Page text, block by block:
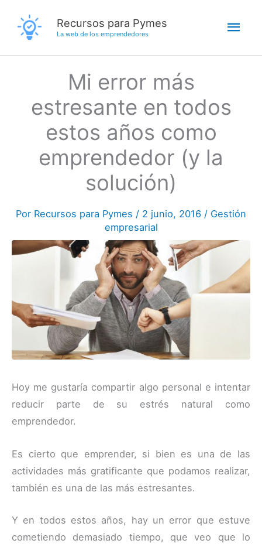
contenido
Recursos para Pymes
La web de los emprendedores
Mi error más
estresante en todos
estos años como
emprendedor (y la
solución)
Por Recursos para Pymes / 2 junio, 2016 / Gestión
empresarial
Hoy me gustaría compartir algo personal e intentar
reducir parte de su estrés natural como
emprendedor.
Es cierto que emprender, si bien es una de las
actividades más gratificante que podamos realizar,
también es una de las más estresantes.
Y en todos estos años, hay un error que estuve
cometiendo demasiado tiempo, que veo que lo